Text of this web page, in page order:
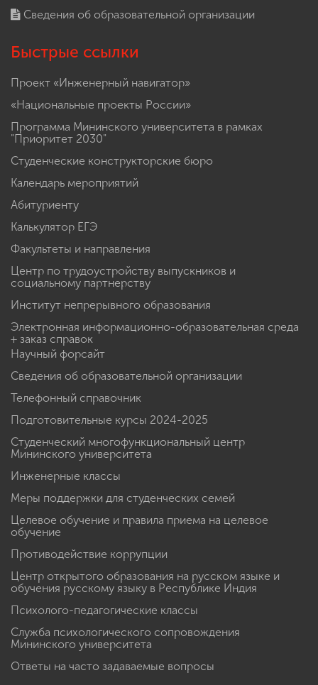
Сведения об образовательной организации
Быстрые ссылки
Проект «Инженерный навигатор»
«Национальные проекты России»
Программа Мининского университета в рамках
"Приоритет 2030"
Студенческие конструкторские бюро
Календарь мероприятий
Абитуриенту
Калькулятор ЕГЭ
Факультеты и направления
Центр по трудоустройству выпускников и
социальному партнерству
Институт непрерывного образования
Электронная информационно-образовательная среда
+ заказ справок
Научный форсайт
Сведения об образовательной организации
Телефонный справочник
Подготовительные курсы 2024-2025
Студенческий многофункциональный центр
Мининского университета
Инженерные классы
Меры поддержки для студенческих семей
Целевое обучение и правила приема на целевое
обучение
Противодействие коррупции
Центр открытого образования на русском языке и
обучения русскому языку в Республике Индия
Психолого-педагогические классы
Служба психологического сопровождения
Мининского университета
Ответы на часто задаваемые вопросы